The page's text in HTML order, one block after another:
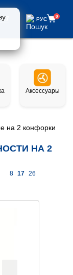
РУС
РУС 0
Аксессуары
на 2 конфорки
НА 2
8 17 26